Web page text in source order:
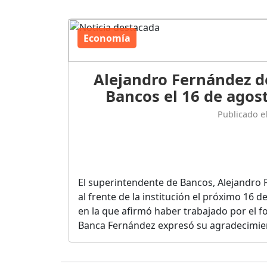
Economía
Alejandro Fernández
Bancos el 16 de
Publicado
El superintendente de Bancos,
al frente de la institución el próximo 16
en la que afirmó haber trabajado por el
Banca Fernández expresó su